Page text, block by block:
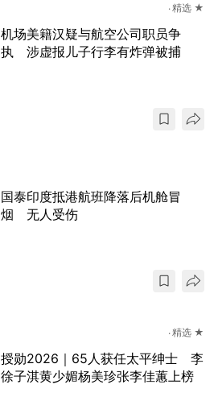
精选 ★
机场美籍汉疑与航空公司职员争
执 涉虚报儿子行李有炸弹被捕
国泰印度抵港航班降落后机舱冒
烟 无人受伤
精选 ★
授勋2026｜65人获任太平绅士 李
徐子淇黄少媚杨美珍张李佳蕙上榜